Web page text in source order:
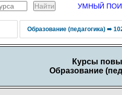
УМНЫЙ
Образование (педагогика) ➠
Курсы
Образование